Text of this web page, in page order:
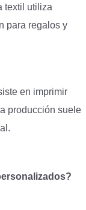
textil utiliza
para regalos y
en imprimir
producción suele